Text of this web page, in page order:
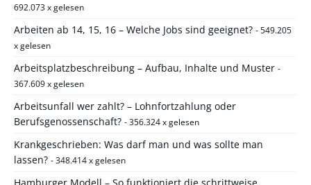
692.073 x gelesen
Arbeiten ab 14, 15, 16 – Welche Jobs sind geeignet? - 549.205
x gelesen
Arbeitsplatzbeschreibung – Aufbau, Inhalte und Muster -
367.609 x gelesen
Arbeitsunfall wer zahlt? – Lohnfortzahlung oder
Berufsgenossenschaft? - 356.324 x gelesen
Krankgeschrieben: Was darf man und was sollte man
lassen? - 348.414 x gelesen